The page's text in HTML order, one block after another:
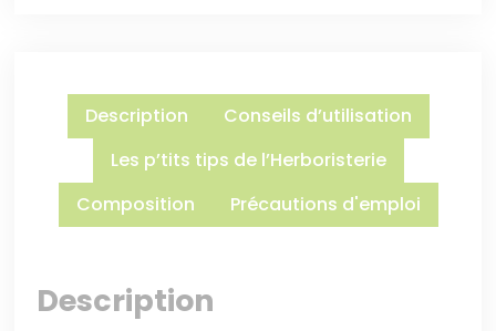
Description
Conseils d’utilisation
Les p’tits tips de l’Herboristerie
Composition
Précautions d'emploi
Description